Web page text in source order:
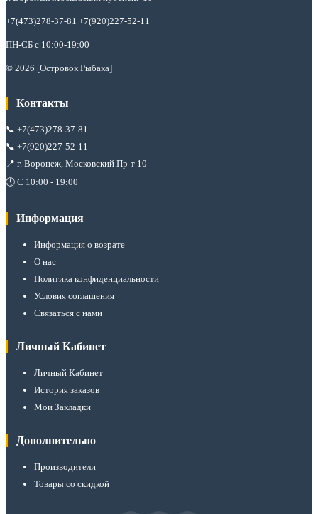
+7(473)278-37-81 +7(920)227-52-11
ПН-СБ с 10:00-19:00
© 2026 [Островок Рыбака]
Контакты
📞 +7(473)278-37-81
📞 +7(920)227-52-11
📍 г. Воронеж, Московский Пр-т 10
🕒 С 10:00 - 19:00
Информация
Информация о возрате
О нас
Политика конфиденциальности
Условия соглашения
Связаться с нами
Личный Кабинет
Личный Кабинет
История заказов
Мои Закладки
Дополнительно
Производители
Товары со скидкой